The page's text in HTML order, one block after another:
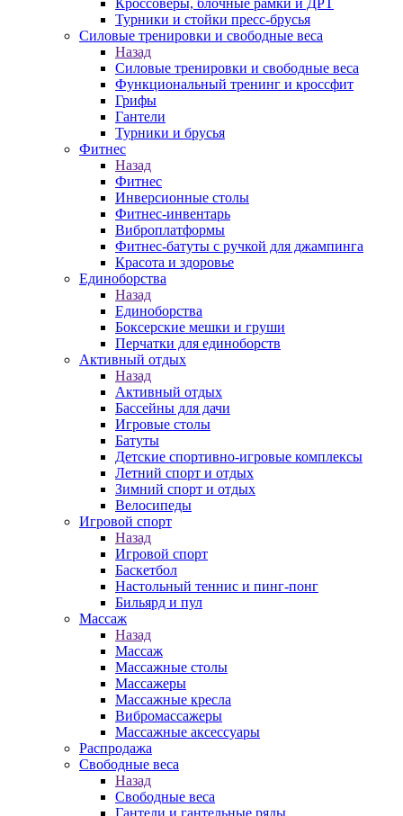
Кроссоверы, блочные рамки и ДРТ
Турники и стойки пресс-брусья
Силовые тренировки и свободные веса
Назад
Силовые тренировки и свободные веса
Функциональный тренинг и кроссфит
Грифы
Гантели
Турники и брусья
Фитнес
Назад
Фитнес
Инверсионные столы
Фитнес-инвентарь
Виброплатформы
Фитнес-батуты с ручкой для джампинга
Красота и здоровье
Единоборства
Назад
Единоборства
Боксерские мешки и груши
Перчатки для единоборств
Активный отдых
Назад
Активный отдых
Бассейны для дачи
Игровые столы
Батуты
Детские спортивно-игровые комплексы
Летний спорт и отдых
Зимний спорт и отдых
Велосипеды
Игровой спорт
Назад
Игровой спорт
Баскетбол
Настольный теннис и пинг-понг
Бильярд и пул
Массаж
Назад
Массаж
Массажные столы
Массажеры
Массажные кресла
Вибромассажеры
Массажные аксессуары
Распродажа
Свободные веса
Назад
Свободные веса
Гантели и гантельные ряды